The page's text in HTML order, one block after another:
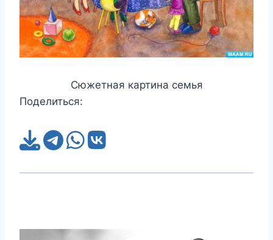
Сюжетная картина семья
Поделиться: